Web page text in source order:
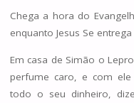
Chega a hora do
enquanto Jesus Se
Em casa de Simão o
perfume caro, e com ele
todo o seu dinheiro,